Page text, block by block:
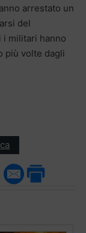
arrestato un
del
i militari hanno
più volte dagli